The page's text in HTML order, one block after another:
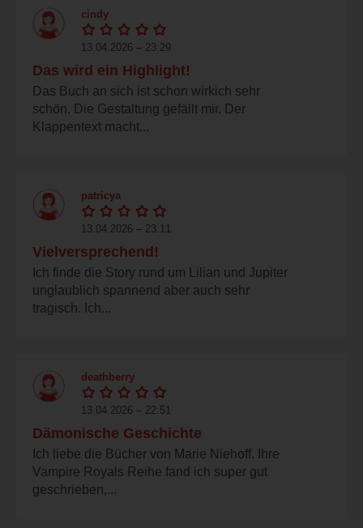
cindy
13.04.2026 – 23:29
Das wird ein Highlight!
Das Buch an sich ist schon wirkich sehr
schön. Die Gestaltung gefällt mir. Der
Klappentext macht...
patricya
13.04.2026 – 23:11
Vielversprechend!
Ich finde die Story rund um Lilian und Jupiter
unglaublich spannend aber auch sehr
tragisch. Ich...
deathberry
13.04.2026 – 22:51
Dämonische Geschichte
Ich liebe die Bücher von Marie Niehoff. Ihre
Vampire Royals Reihe fand ich super gut
geschrieben,...